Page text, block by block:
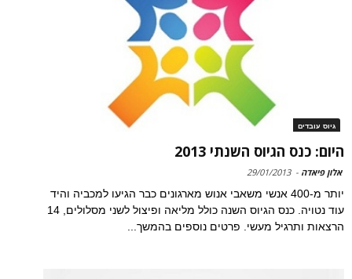
גיוס עובדים
היום: כנס הגיוס השנתי 2013
אלון פיאדה -
29/01/2013
יותר מ-400 אנשי משאבי אנוש מארגונים כבר הגיעו למכביה והיד
עוד נטויה. כנס הגיוס השנה כולל מליאה ופיצול לשני מסלולים, 14
הרצאות ותרגיל מעשי. פרטים נוספים בהמשך...